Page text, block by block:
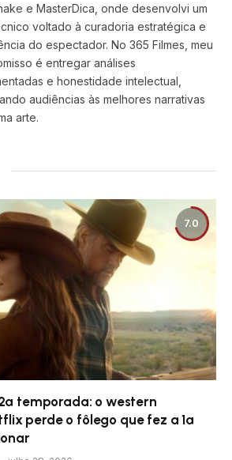
e MasterDica, onde desenvolvi um
voltado à curadoria estratégica e
do espectador. No 365 Filmes, meu
é entregar análises
e honestidade intelectual,
audiências às melhores narrativas
arte.
7.0
temporada: o western
perde o fôlego que fez a 1ª